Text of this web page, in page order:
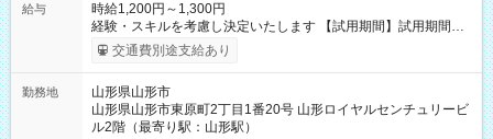
給与
時給1,200円～1,300円
経験・スキルを考慮し決定いたします 【試用期間】試用期間あ
り 試用期間の長さ：1ヶ月 雇用形態、給与は本採用時と同じで
す。
交通費別途支給あり
勤務地
山形県山形市
山形県山形市東原町2丁目1番20号 山形ロイヤルセンチュリービ
ル2階（最寄り駅：山形駅）